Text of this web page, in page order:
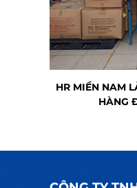
HR MIỀN NAM
HÀNG